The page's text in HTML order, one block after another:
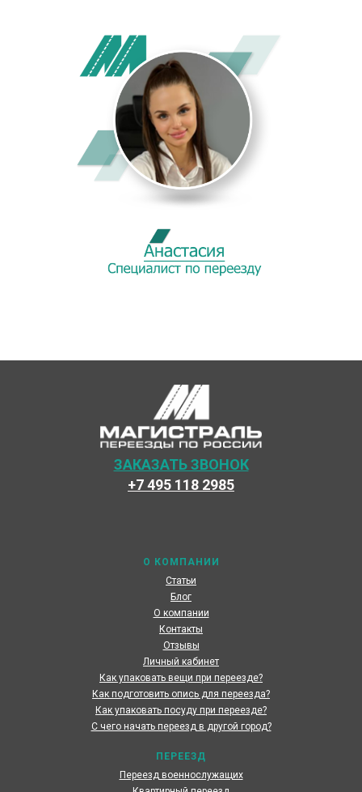
О КОМПАНИИ
Статьи
ПЕРЕЕЗД
Блог
О компании
Контакты
Отзывы
Личный кабинет
Как упаковать вещи при переезде?
Как подготовить опись для переезда?
Как упаковать посуду при переезде?
С чего начать переезд в другой город?
+7 495 118 2985
ЗАКАЗАТЬ ЗВОНОК
Переезд военнослужащих